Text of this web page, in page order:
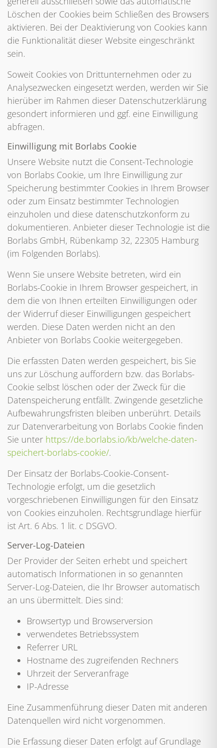
Löschen der Cookies beim Schließen des Browsers
aktivieren. Bei der Deaktivierung von Cookies kann
die Funktionalität dieser Website eingeschränkt
sein.
Soweit Cookies von Drittunternehmen oder zu
Analysezwecken eingesetzt werden, werden wir Sie
hierüber im Rahmen dieser Datenschutzerklärung
gesondert informieren und ggf. eine Einwilligung
abfragen.
Einwilligung mit Borlabs Cookie
Unsere Website nutzt die Consent-Technologie
von Borlabs Cookie, um Ihre Einwilligung zur
Speicherung bestimmter Cookies in Ihrem Browser
oder zum Einsatz bestimmter Technologien
einzuholen und diese datenschutzkonform zu
dokumentieren. Anbieter dieser Technologie ist die
Borlabs GmbH, Rübenkamp 32, 22305 Hamburg
(im Folgenden Borlabs).
Wenn Sie unsere Website betreten, wird ein
Borlabs-Cookie in Ihrem Browser gespeichert, in
dem die von Ihnen erteilten Einwilligungen oder
der Widerruf dieser Einwilligungen gespeichert
werden. Diese Daten werden nicht an den
Anbieter von Borlabs Cookie weitergegeben.
Die erfassten Daten werden gespeichert, bis Sie
uns zur Löschung auffordern bzw. das Borlabs-
Cookie selbst löschen oder der Zweck für die
Datenspeicherung entfällt. Zwingende gesetzliche
Aufbewahrungsfristen bleiben unberührt. Details
zur Datenverarbeitung von Borlabs Cookie finden
Sie unter https://de.borlabs.io/kb/welche-daten-
speichert-borlabs-cookie/.
Der Einsatz der Borlabs-Cookie-Consent-
Technologie erfolgt, um die gesetzlich
vorgeschriebenen Einwilligungen für den Einsatz
von Cookies einzuholen. Rechtsgrundlage hierfür
ist Art. 6 Abs. 1 lit. c DSGVO.
Server-Log-Dateien
Der Provider der Seiten erhebt und speichert
automatisch Informationen in so genannten
Server-Log-Dateien, die Ihr Browser automatisch
an uns übermittelt. Dies sind:
Browsertyp und Browserversion
verwendetes Betriebssystem
Referrer URL
Hostname des zugreifenden Rechners
Uhrzeit der Serveranfrage
IP-Adresse
Eine Zusammenführung dieser Daten mit anderen
Datenquellen wird nicht vorgenommen.
Die Erfassung dieser Daten erfolgt auf Grundlage